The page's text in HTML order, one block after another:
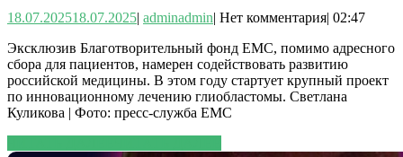
18.07.202518.07.2025| adminadmin| Нет комментария| 02:47
Эксклюзив Благотворительный фонд ЕМС, помимо адресного
сбора для пациентов, намерен содействовать развитию
российской медицины. В этом году стартует крупный проект
по инновационному лечению глиобластомы. Светлана
Куликова | Фото: пресс-служба ЕМС